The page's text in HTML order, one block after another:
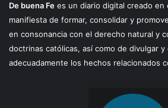
De buena Fe es un diario digital creado en
manifiesta de formar, consolidar y
en consonancia con el derecho natural y
doctrinas católicas, así como de divulgar y
adecuadamente los hechos relacionados